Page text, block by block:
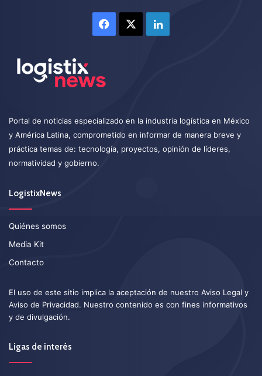
Facebook LinkedIn
Portal de noticias especializado en la industria logística en México
y América Latina, comprometido en informar de manera breve y
práctica temas de: tecnología, proyectos, opinión de líderes,
normatividad y gobierno.
LogistixNews
Quiénes somos
Media Kit
Contacto
El uso de este sitio implica la aceptación de nuestro Aviso Legal y
Aviso de Privacidad. Nuestro contenido es con fines informativos
y de divulgación.
Ligas de interés